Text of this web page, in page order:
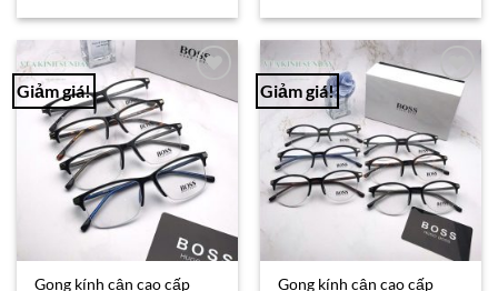
Giảm giá!
Add to
Gọng kính cận cao cấp
Giảm giá!
Add to
Wishlist
Gọng kính cận cao cấp